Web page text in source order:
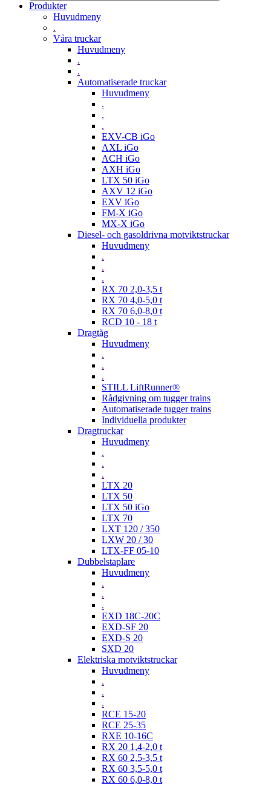
Produkter
Huvudmeny
.
Våra truckar
Huvudmeny
.
.
Automatiserade truckar
Huvudmeny
.
.
.
EXV-CB iGo
AXL iGo
ACH iGo
AXH iGo
LTX 50 iGo
AXV 12 iGo
EXV iGo
FM-X iGo
MX-X iGo
Diesel- och gasoldrivna motviktstruckar
Huvudmeny
.
.
.
RX 70 2,0-3,5 t
RX 70 4,0-5,0 t
RX 70 6,0-8,0 t
RCD 10 - 18 t
Dragtåg
Huvudmeny
.
.
.
STILL LiftRunner®
Rådgivning om tugger trains
Automatiserade tugger trains
Individuella produkter
Dragtruckar
Huvudmeny
.
.
.
LTX 20
LTX 50
LTX 50 iGo
LTX 70
LXT 120 / 350
LXW 20 / 30
LTX-FF 05-10
Dubbelstaplare
Huvudmeny
.
.
.
EXD 18C-20C
EXD-SF 20
EXD-S 20
SXD 20
Elektriska motviktstruckar
Huvudmeny
.
.
.
RCE 15-20
RCE 25-35
RXE 10-16C
RX 20 1,4-2,0 t
RX 60 2,5-3,5 t
RX 60 3,5-5,0 t
RX 60 6,0-8,0 t